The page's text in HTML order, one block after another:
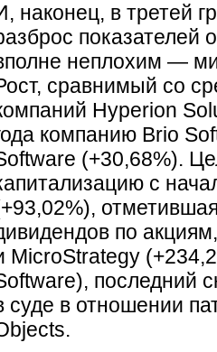
наконец, в третей
показателей
неплохим —
сравнимый со
Hyperion
компанию Brio
(+30,68%).
с
по
MicroStrategy
последний
суде в отношении